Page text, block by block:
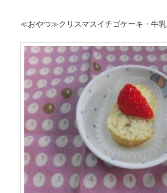
≪おやつ≫クリスマスイチゴケーキ・牛乳